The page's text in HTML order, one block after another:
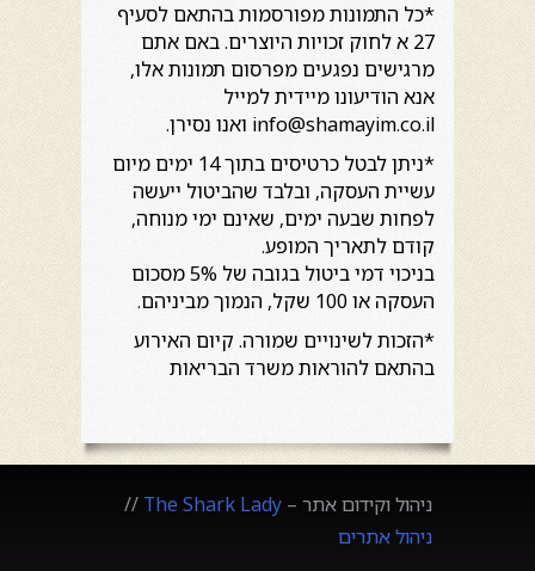
*כל התמונות מפורסמות בהתאם לסעיף
27 א לחוק זכויות היוצרים. באם אתם
מרגישים נפגעים מפרסום תמונות אלו,
אנא הודיעונו מיידית למייל
info@shamayim.co.il ואנו נסירן.
*ניתן לבטל כרטיסים בתוך 14 ימים מיום
עשיית העסקה, ובלבד שהביטול ייעשה
לפחות שבעה ימים, שאינם ימי מנוחה,
קודם לתאריך המופע.
בניכוי דמי ביטול בגובה של 5% מסכום
העסקה או 100 שקל, הנמוך מביניהם.
*הזכות לשינויים שמורה. קיום האירוע
בהתאם להוראות משרד הבריאות
ניהול וקידום אתר – The Shark Lady
//
ניהול אתרים